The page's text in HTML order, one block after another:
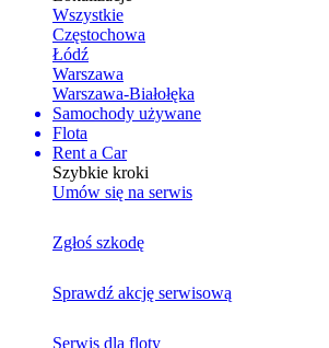
Wszystkie
Częstochowa
Łódź
Warszawa
Warszawa-Białołęka
Samochody używane
Flota
Rent a Car
Szybkie kroki
Umów się na serwis
Zgłoś szkodę
Sprawdź akcję serwisową
Serwis dla floty